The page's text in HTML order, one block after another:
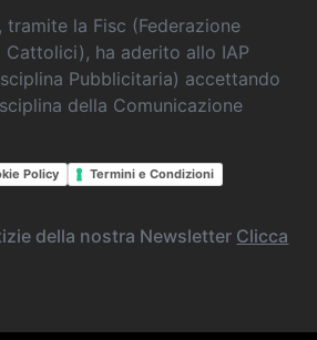
la Fisc (Federazione
Cattolici), ha aderito allo IAP
Pubblicitaria) accettando
della Comunicazione
Policy Termini e Condizioni
della nostra Newsletter Clicca